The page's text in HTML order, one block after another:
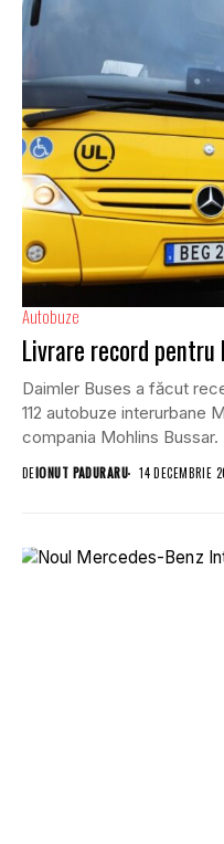
Autobuze
Livrare record pentru
Daimler Buses a făcut
112 autobuze interurbane
compania Mohlins Bussar.
DEIONUT PADURARU 14 DECEMBRIE